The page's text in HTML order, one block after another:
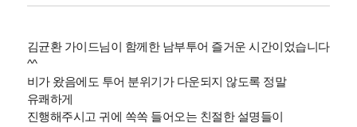
김균환 가이드님이 함께한 남부투어 즐거운 시간이었습니다
^^
비가 왔음에도 투어 분위기가 다운되지 않도록 정말
유쾌하게
진행해주시고 귀에 쏙쏙 들어오는 친절한 설명들이